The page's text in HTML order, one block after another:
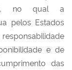
no qual a
pelos Estados
e de
das